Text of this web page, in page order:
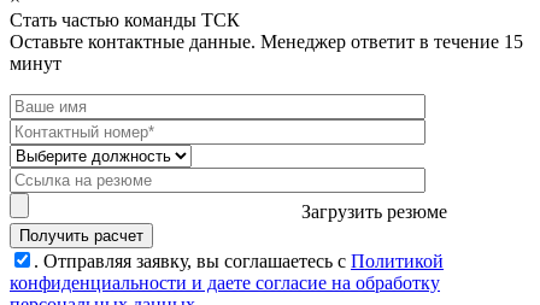
Стать частью команды ТСК
Оставьте контактные данные. Менеджер ответит в течение 15
минут
Загрузить резюме
. Отправляя заявку, вы соглашаетесь с Политикой
конфиденциальности и даете согласие на обработку